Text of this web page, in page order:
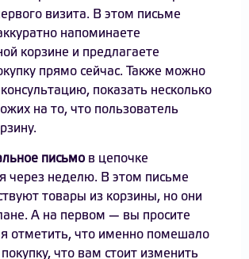
визита. В этом письме
напоминаете
корзине и предлагаете
прямо сейчас. Также можно
показать несколько
на то, что пользователь
письмо в цепочке
через неделю. В этом письме
товары из корзины, но они
А на первом — вы просите
отметить, что именно помешало
что вам стоит изменить